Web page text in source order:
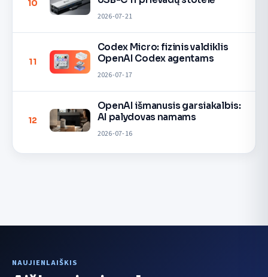
10
2026-07-21
11
Codex Micro: fizinis valdiklis
OpenAI Codex agentams
2026-07-17
12
OpenAI išmanusis garsiakalbis:
AI palydovas namams
2026-07-16
NAUJIENLAIŠKIS